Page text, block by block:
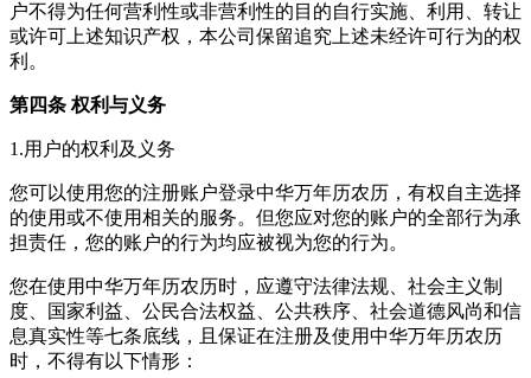
户不得为任何营利性或非营利性的目的自行实施、利用、转让
或许可上述知识产权，本公司保留追究上述未经许可行为的权
利。
第四条 权利与义务
1.用户的权利及义务
您可以使用您的注册账户登录中华万年历农历，有权自主选择
的使用或不使用相关的服务。但您应对您的账户的全部行为承
担责任，您的账户的行为均应被视为您的行为。
您在使用中华万年历农历时，应遵守法律法规、社会主义制
度、国家利益、公民合法权益、公共秩序、社会道德风尚和信
息真实性等七条底线，且保证在注册及使用中华万年历农历
时，不得有以下情形：